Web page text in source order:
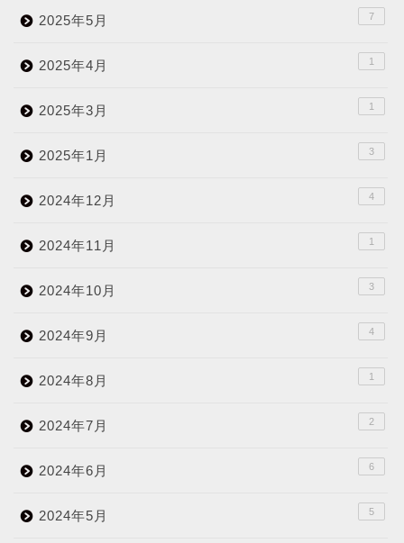
2025年5月 7
2025年4月 1
2025年3月 1
2025年1月 3
2024年12月 4
2024年11月 1
2024年10月 3
2024年9月 4
2024年8月 1
2024年7月 2
2024年6月 6
2024年5月 5